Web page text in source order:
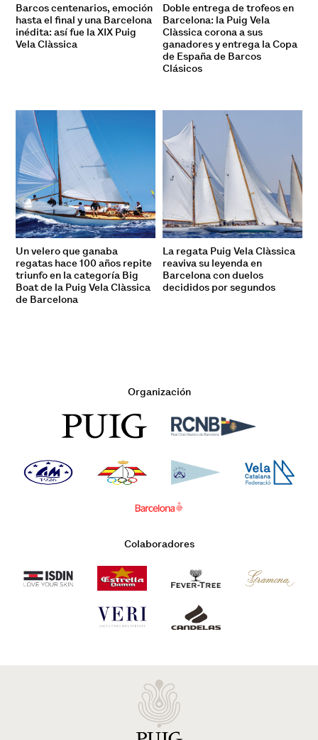
Barcos centenarios, emoción
hasta el final y una Barcelona
inédita: así fue la XIX Puig
Vela Clàssica
Doble entrega de trofeos en
Barcelona: la Puig Vela
Clàssica corona a sus
ganadores y entrega la Copa
de España de Barcos
Clásicos
Un velero que ganaba
regatas hace 100 años repite
triunfo en la categoría Big
Boat de la Puig Vela Clàssica
de Barcelona
La regata Puig Vela Clàssica
reaviva su leyenda en
Barcelona con duelos
decididos por segundos
Organización
Colaboradores